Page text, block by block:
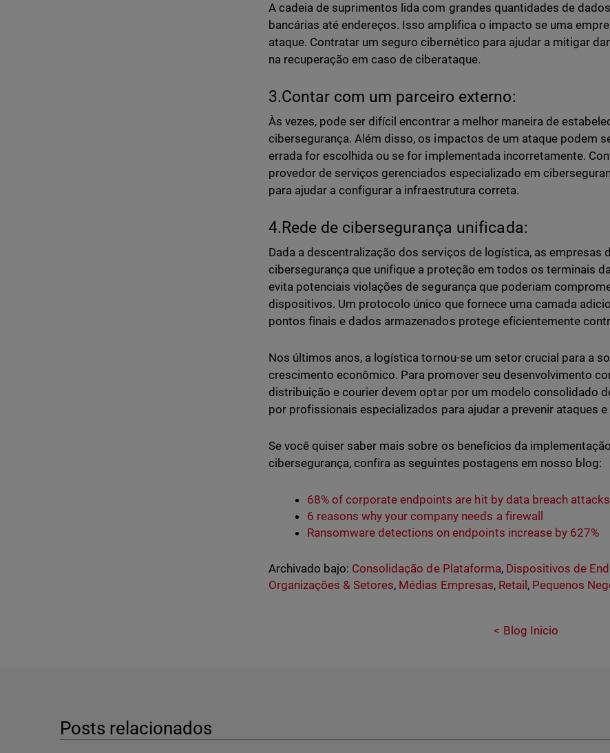
A cadeia de suprimentos lida com grandes quantidades de
bancárias até endereços. Isso amplifica o impacto se uma
ataque. Contratar um seguro cibernético para ajudar a mitigar
na recuperação em caso de ciberataque.
3.Contar com um parceiro externo:
Às vezes, pode ser difícil encontrar a melhor maneira de
cibersegurança. Além disso, os impactos de um ataque podem
errada for escolhida ou se for implementada incorretamente.
provedor de serviços gerenciados especializado em
para ajudar a configurar a infraestrutura correta.
4.Rede de cibersegurança unificada:
Dada a descentralização dos serviços de logística, as empresas
cibersegurança que unifique a proteção em todos os terminais
evita potenciais violações de segurança que poderiam
dispositivos. Um protocolo único que fornece uma camada
pontos finais e dados armazenados protege eficientemente
Nos últimos anos, a logística tornou-se um setor crucial para a
crescimento econômico. Para promover seu desenvolvimento
distribuição e courier devem optar por um modelo consolidado
por profissionais especializados para ajudar a prevenir ataques
Se você quiser saber mais sobre os benefícios da
cibersegurança, confira as seguintes postagens em nosso blog:
68% of corporate endpoints are hit by data breach attacks
6 reasons why your company needs a firewall
Ransomware detections on endpoints increase by 627%
Archivado bajo: Consolidação de Plataforma, Dispositivos de
Organizações & Setores, Médias Empresas, Retail , Pequenos
Blog Inicio
Posts relacionados